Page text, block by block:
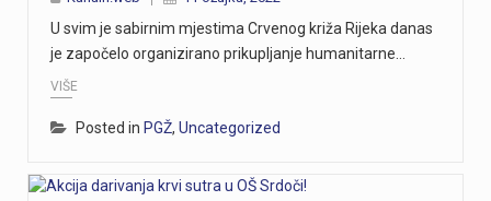
U svim je sabirnim mjestima Crvenog križa Rijeka danas
je započelo organizirano prikupljanje humanitarne…
VIŠE
Posted in PGŽ, Uncategorized